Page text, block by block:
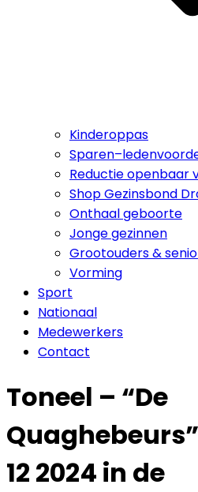
Kinderoppas
Reductie openbaar
Shop Gezinsbond
Onthaal geboorte
Jonge gezinnen
Grootouders &
Vorming
Sport
Nationaal
Medewerkers
Contact
Toneel – “De
12 2024 in de